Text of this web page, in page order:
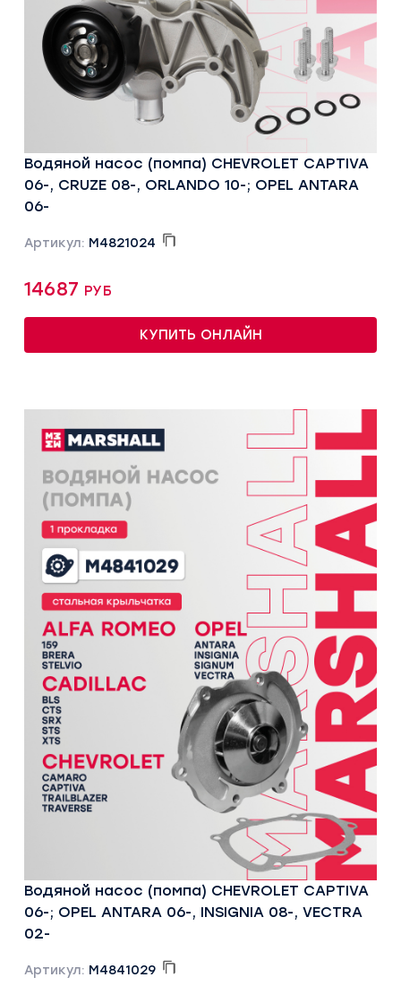
Водяной насос (помпа) CHEVROLET CAPTIVA
06-, CRUZE 08-, ORLANDO 10-; OPEL ANTARA
06-
Артикул: M4821024
14687 руб
КУПИТЬ ОНЛАЙН
Водяной насос (помпа) CHEVROLET CAPTIVA
06-; OPEL ANTARA 06-, INSIGNIA 08-, VECTRA
02-
Артикул: M4841029